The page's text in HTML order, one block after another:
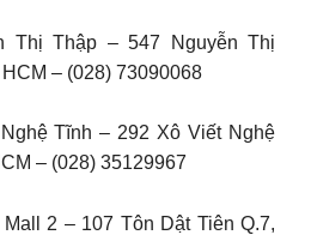
Thị Thập – 547 Nguyễn Thị
– (028) 73090068
Tĩnh – 292 Xô Viết Nghệ
– (028) 35129967
2 – 107 Tôn Dật Tiên Q.7,